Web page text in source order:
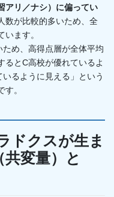
アリ／ナシ）に偏ってい
数が比較的多いため、全
ます。
め、高得点層が全体平均
るとC高校が優れているよ
るように見える」という
。
ドクスが生ま
変量）と